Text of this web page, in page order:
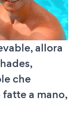
allora
che
a mano,